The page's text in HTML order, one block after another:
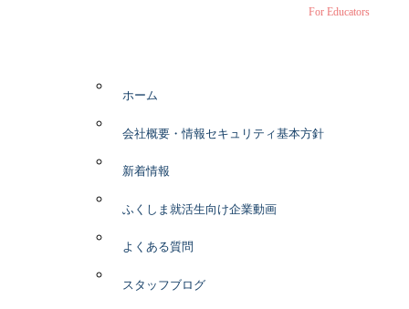
For Educators
ホーム
会社概要・情報セキュリティ基本方針
新着情報
ふくしま就活生向け企業動画
よくある質問
スタッフブログ